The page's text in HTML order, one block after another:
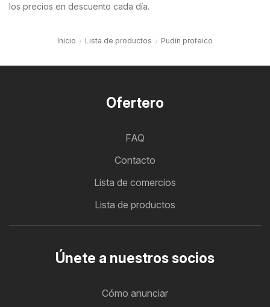
los precios en descuento cada día.
Inicio Lista de productos Pudín proteico
Ofertero
FAQ
Contacto
Lista de comercios
Lista de productos
Únete a nuestros socios
Cómo anunciar